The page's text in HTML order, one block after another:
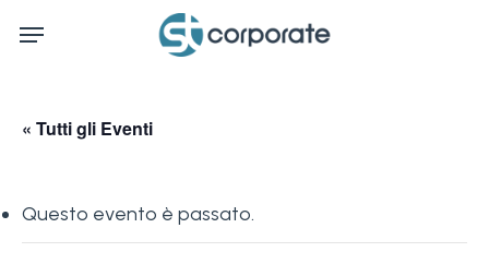
Menu
« Tutti gli Eventi
Questo evento è passato.